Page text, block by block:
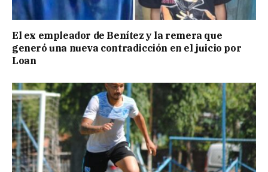
El ex empleador de Benítez y la remera que
generó una nueva contradicción en el juicio por
Loan